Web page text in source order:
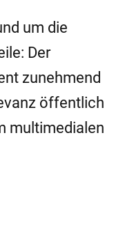
um die
Der
zunehmend
öffentlich
multimedialen